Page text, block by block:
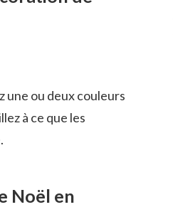
une ou deux couleurs
à ce que les
Noël en